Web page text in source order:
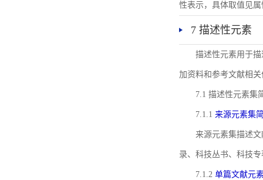
性表示，具体取值见属
7 描述性元素
描述性元素用于
加资料和参考文献相
7.1 描述性元素集
7.1.1 来源元素集
来源元素集描述
录、科技丛书、科技
7.1.2 单篇文献元